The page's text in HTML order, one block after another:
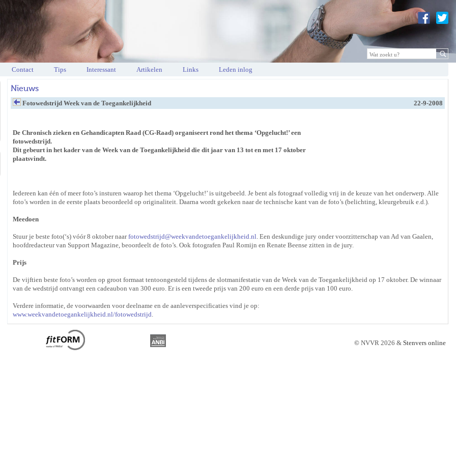
Contact Tips Interessant Artikelen Links Leden inlog
Nieuws
Fotowedstrijd Week van de Toegankelijkheid 22-9-2008
De Chronisch zieken en Gehandicapten Raad (CG-Raad) organiseert rond het thema ‘Opgelucht!’ een
fotowedstrijd.
Dit gebeurt in het kader van de Week van de Toegankelijkheid die dit jaar van 13 tot en met 17 oktober
plaatsvindt.
Iedereen kan één of meer foto’s insturen waarop het thema ‘Opgelucht!’ is uitgebeeld. Je bent als fotograaf volledig vrij in de keuze van het onderwerp. Alle
foto’s worden in de eerste plaats beoordeeld op originaliteit. Daarna wordt gekeken naar de technische kant van de foto’s (belichting, kleurgebruik e.d.).
Meedoen
Stuur je beste foto(‘s) vóór 8 oktober naarfotowedstrijd@weekvandetoegankelijkheid.nl. Een deskundige jury onder voorzitterschap van Ad van Gaalen,
hoofdredacteur van Support Magazine, beoordeelt de foto’s. Ook fotografen Paul Romijn en Renate Beense zitten in de jury.
Prijs
De vijftien beste foto’s worden op groot formaat tentoongesteld tijdens de slotmanifestatie van de Week van de Toegankelijkheid op 17 oktober. De winnaar
van de wedstrijd ontvangt een cadeaubon van 300 euro. Er is een tweede prijs van 200 euro en een derde prijs van 100 euro.
Verdere informatie, de voorwaarden voor deelname en de aanleverspecificaties vind je op:
www.weekvandetoegankelijkheid.nl/fotowedstrijd.
© NVVR 2026 & Stenvers online